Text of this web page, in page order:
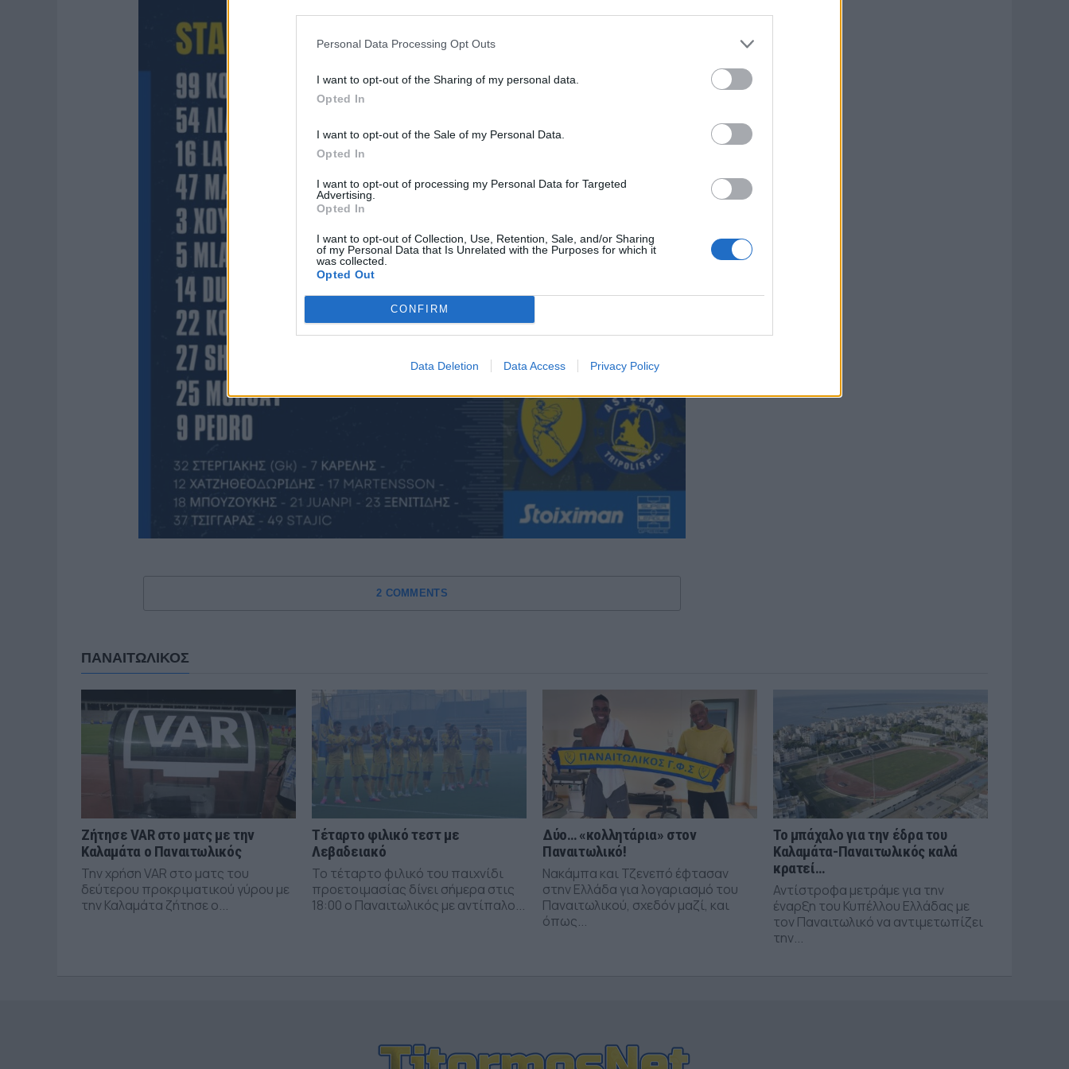
Personal Data Processing Opt Outs
I want to opt-out of the Sharing of my personal data.
Opted In
I want to opt-out of the Sale of my Personal Data.
Opted In
I want to opt-out of processing my Personal Data for Targeted
Advertising.
Opted In
I want to opt-out of Collection, Use, Retention, Sale, and/or Sharing
of my Personal Data that Is Unrelated with the Purposes for which it
was collected.
Opted Out
CONFIRM
Data Deletion Data Access Privacy Policy
2 COMMENTS
ΠΑΝΑΙΤΩΛΙΚΟΣ
Ζήτησε VAR στο ματς με την
Καλαμάτα ο Παναιτωλικός
Την χρήση VAR στο ματς του
δεύτερου προκριματικού γύρου με
την Καλαμάτα ζήτησε ο...
Τέταρτο φιλικό τεστ με
Λεβαδειακό
Το τέταρτο φιλικό του παιχνίδι
προετοιμασίας δίνει σήμερα στις
18:00 ο Παναιτωλικός με αντίπαλο...
Δύο… «κολλητάρια» στον
Παναιτωλικό!
Νακάμπα και Τζενεπό έφτασαν
στην Ελλάδα για λογαριασμό του
Παναιτωλικού, σχεδόν μαζί, και
όπως...
Το μπάχαλο για την έδρα του
Καλαμάτα-Παναιτωλικός καλά
κρατεί…
Αντίστροφα μετράμε για την
έναρξη του Κυπέλλου Ελλάδας με
τον Παναιτωλικό να αντιμετωπίζει
την...